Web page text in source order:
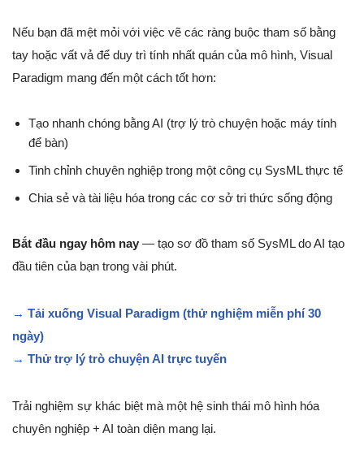
Nếu bạn đã mệt mỏi với việc vẽ các ràng buộc tham số bằng
tay hoặc vất vả để duy trì tính nhất quán của mô hình, Visual
Paradigm mang đến một cách tốt hơn:
Tạo nhanh chóng bằng AI (trợ lý trò chuyện hoặc máy tính
để bàn)
Tinh chỉnh chuyên nghiệp trong một công cụ SysML thực tế
Chia sẻ và tài liệu hóa trong các cơ sở tri thức sống động
Bắt đầu ngay hôm nay — tạo sơ đồ tham số SysML do AI tạo
đầu tiên của bạn trong vài phút.
→ Tải xuống Visual Paradigm (thử nghiệm miễn phí 30
ngày)
→ Thử trợ lý trò chuyện AI trực tuyến
Trải nghiệm sự khác biệt mà một hệ sinh thái mô hình hóa
chuyên nghiệp + AI toàn diện mang lại.